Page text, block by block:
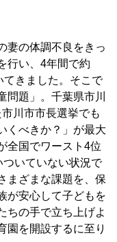
妻の体調不良をきっ
行い、4年間で約
きました。そこで
題」。千葉県市川
川市市長選挙でも
くべきか？」が最大
全国でワースト4位
いていない状況で
まざまな課題を、保
が安心して子どもを
ちの手で立ち上げよ
園を開設するに至り